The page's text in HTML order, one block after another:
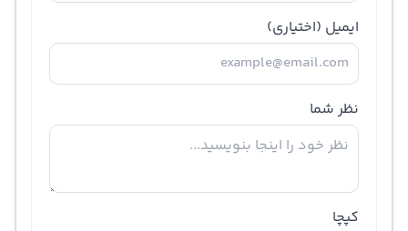
ایمیل (اختیاری)
نظر شما
کپچا